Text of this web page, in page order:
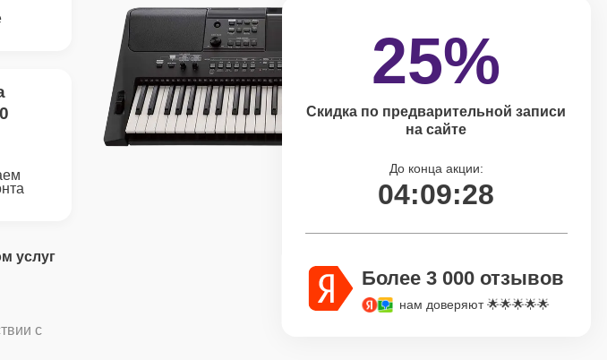
услуг
с
25%
Скидка по предварительной записи
на сайте
До конца акции:
04:09:27
Более 3 000 отзывов
нам доверяют 🌟🌟🌟🌟🌟